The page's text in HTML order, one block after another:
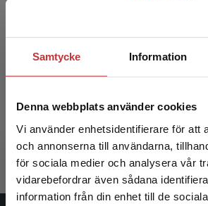
Samtycke Information
Denna webbplats använder cookies
Vi använder enhetsidentifierare för att
och annonserna till användarna,
för sociala medier och analysera vår
vidarebefordrar även sådana
information från din enhet till de
Begränsad
Njursjukdom
Clyne, N - Rippe, B
665 krinkl. moms
Exkl. moms: 627 kr